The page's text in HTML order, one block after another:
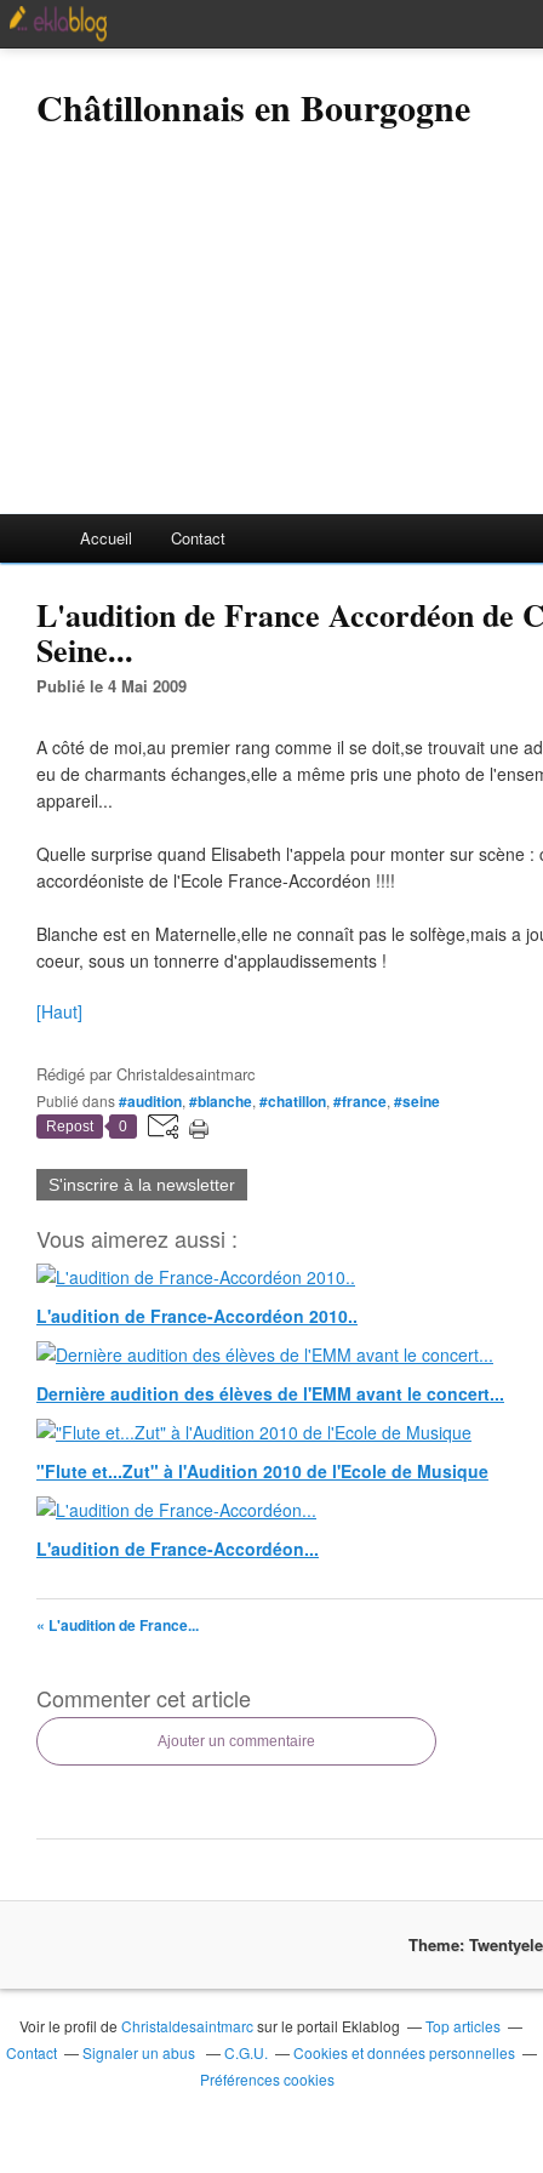
Châtillonnais en Bourgogne
Accueil Contact
L'audition de France Accordéon de
Seine...
Publié le 4 Mai 2009
A côté de moi,au premier rang comme il se doit,se trouvait une
eu de charmants échanges,elle a même pris une photo de
appareil...
Quelle surprise quand Elisabeth l'appela pour monter sur scène :
accordéoniste de l'Ecole France-Accordéon !!!!
Blanche est en Maternelle,elle ne connaît pas le solfège,mais a
coeur, sous un tonnerre d'applaudissements !
[Haut]
Rédigé parChristaldesaintmarc
Publié dans#audition, #blanche, #chatillon, #france, #seine
Repost 0
S'inscrire à la newsletter
Vous aimerez aussi :
L'audition de France-Accordéon 2010..
Dernière audition des élèves de l'EMM avant le concert...
"Flute et...Zut" à l'Audition 2010 de l'Ecole de Musique
L'audition de France-Accordéon...
« L'audition de France...
Commenter cet article
Ajouter un commentaire
Theme:
Voir le profil deChristaldesaintmarcsur le portail Eklablog
Top articles
Contact
Signaler un abus C.G.U.
Cookies et données personnelles
Préférences cookies